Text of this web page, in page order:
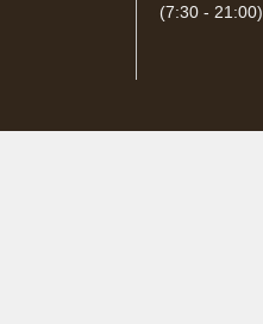
(7:30 - 21:00)